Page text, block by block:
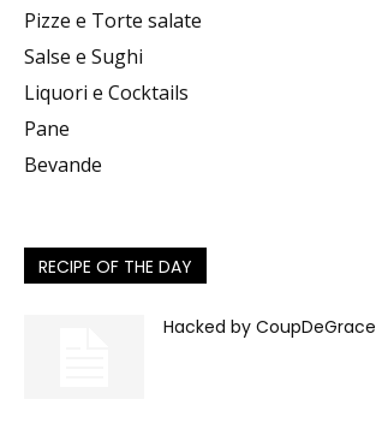
Pizze e Torte salate
Salse e Sughi
Liquori e Cocktails
Pane
Bevande
RECIPE OF THE DAY
Hacked by CoupDeGrace